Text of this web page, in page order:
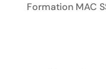
Formation MAC